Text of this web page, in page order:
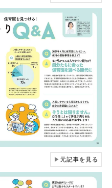
▶元記事を見る